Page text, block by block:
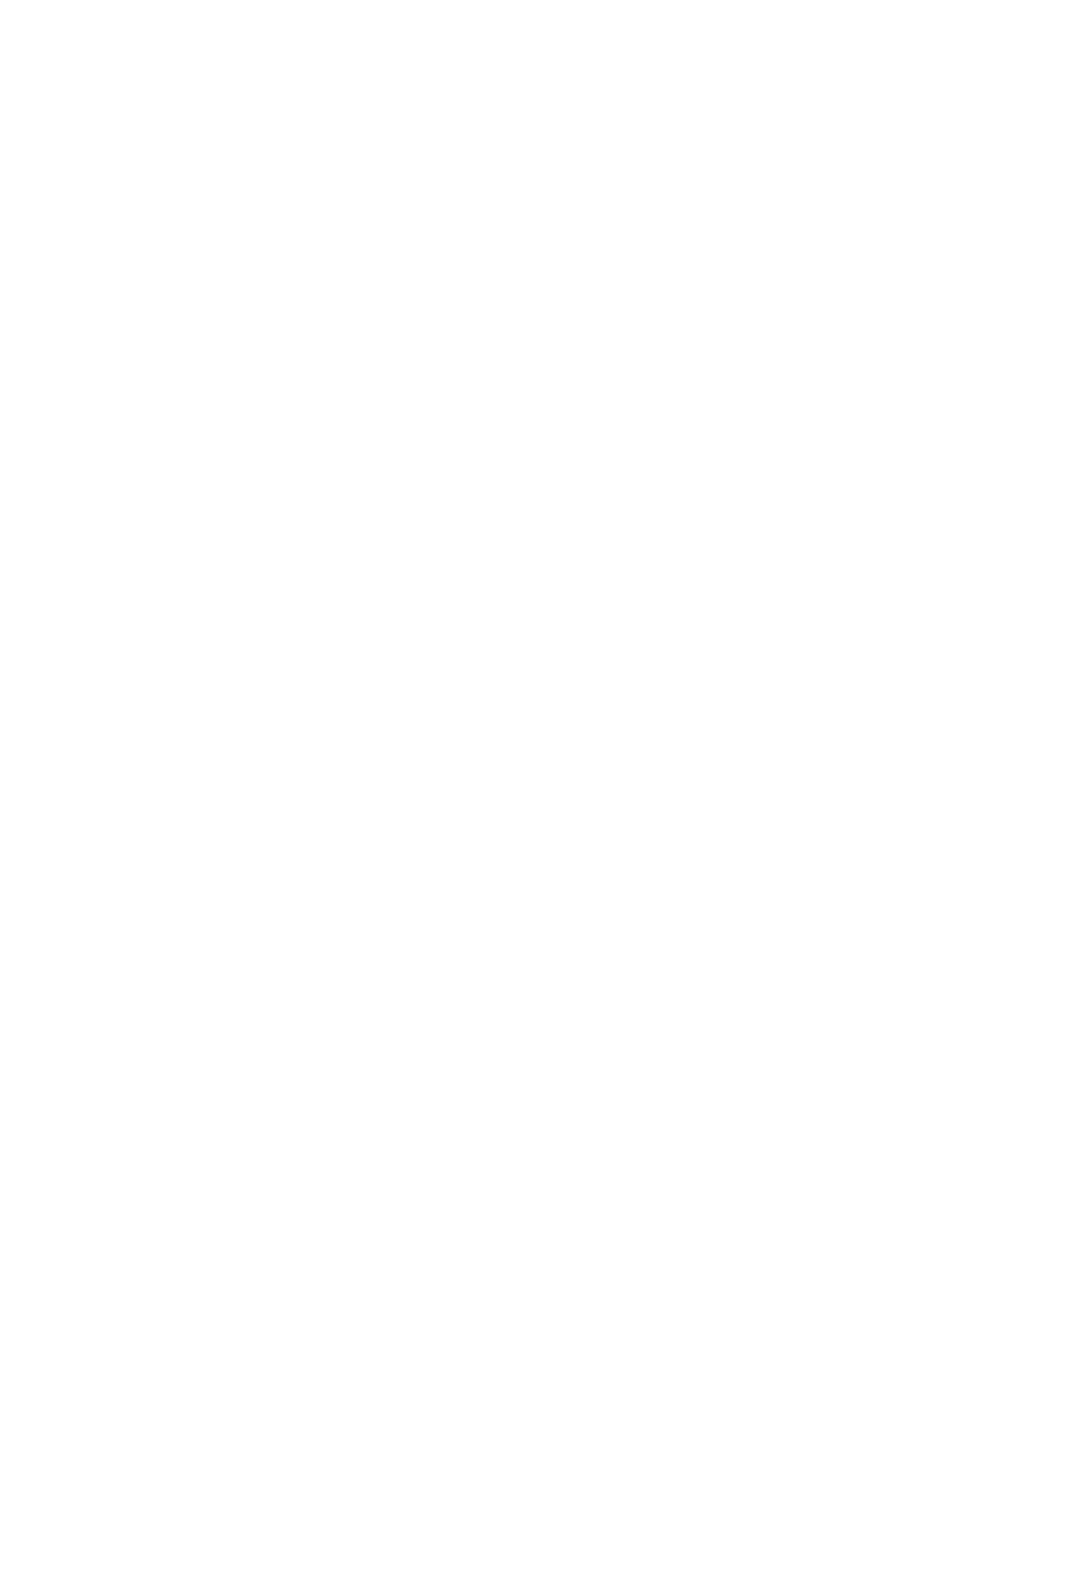
haine, incaltaminte, coafuri, tunsori, desene de colorat, poze cu modele de manichiuri!❤️
incaltaminte, coafuri, tunsori, desene de colorat, poze cu modele de manichiuri!❤️